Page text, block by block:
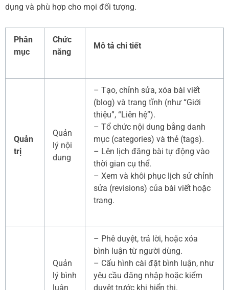
dụng và phù hợp cho mọi đối tượng.
Phân
mục
Chức
năng
Mô tả chi tiết
Quản
trị
Quản
lý nội
dung
– Tạo, chỉnh sửa, xóa bài viết
(blog) và trang tĩnh (như “Giới
thiệu”, “Liên hệ”).
– Tổ chức nội dung bằng danh
mục (categories) và thẻ (tags).
– Lên lịch đăng bài tự động vào
thời gian cụ thể.
– Xem và khôi phục lịch sử chỉnh
sửa (revisions) của bài viết hoặc
trang.
Quản
lý bình
luận
– Phê duyệt, trả lời, hoặc xóa
bình luận từ người dùng.
– Cấu hình cài đặt bình luận, như
yêu cầu đăng nhập hoặc kiểm
duyệt trước khi hiển thị.